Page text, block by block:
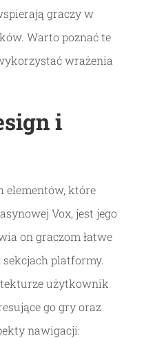
graczy w
Warto poznać te
wrażenia
i
elementów, które
Vox, jest jego
on graczom łatwe
platformy.
użytkownik
go gry oraz
nawigacji: